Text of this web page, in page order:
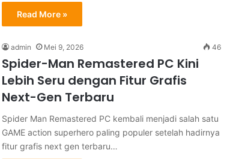
Read More »
admin Mei 9, 2026 46
Spider-Man Remastered PC Kini
Lebih Seru dengan Fitur Grafis
Next-Gen Terbaru
Spider Man Remastered PC kembali menjadi salah satu
GAME action superhero paling populer setelah hadirnya
fitur grafis next gen terbaru…